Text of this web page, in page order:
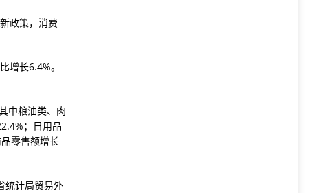
政策，消费
增长6.4%。
中粮油类、肉
；日用品
零售额增长
统计局贸易外